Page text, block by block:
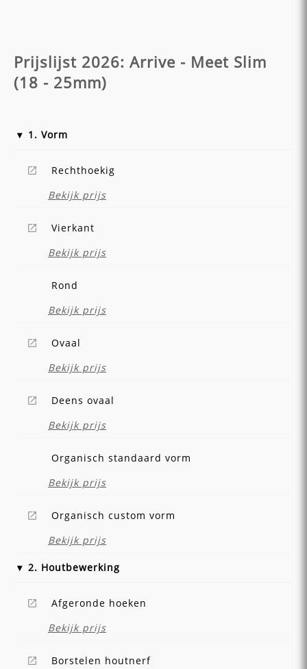
Prijslijst 2026: Arrive - Meet Slim
(18 - 25mm)
1. Vorm
Rechthoekig
Bekijk prijs
Vierkant
Bekijk prijs
Rond
Bekijk prijs
Ovaal
Bekijk prijs
Deens ovaal
Bekijk prijs
Organisch standaard vorm
Bekijk prijs
Organisch custom vorm
Bekijk prijs
2. Houtbewerking
Afgeronde hoeken
Bekijk prijs
Borstelen houtnerf